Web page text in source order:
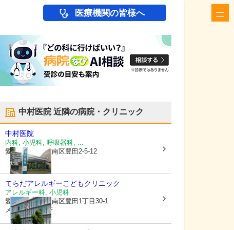
医療機関の皆様へ
中村医院近隣の病院・クリニック
中村医院
内科, 小児科, 呼吸器科, ...
愛知県名古屋市南区豊田2-5-12
てらだアレルギーこどもクリニック
アレルギー科, 小児科
愛知県名古屋市南区豊田1丁目30-1
メディコート3F